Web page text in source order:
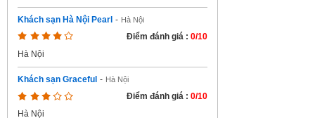
Khách sạn Hà Nội Pearl - Hà Nội
Điểm đánh giá : 0/10
Hà Nội
Khách sạn Graceful - Hà Nội
Điểm đánh giá : 0/10
Hà Nội